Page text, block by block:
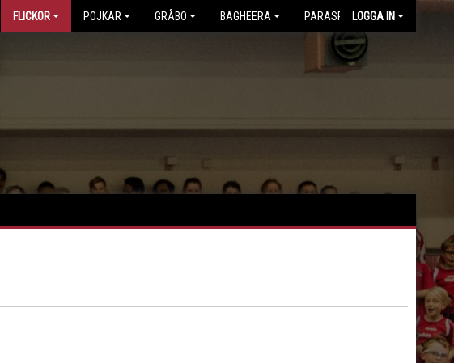
FLICKOR POJKAR GRÅBO BAGHEERA PARASPORTLOGGA IN